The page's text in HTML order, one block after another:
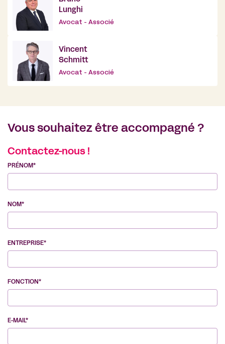
Lunghi
Avocat - Associé
Vincent
Schmitt
Avocat - Associé
Vous souhaitez être accompagné ?
Contactez-nous !
PRÉNOM*
NOM*
ENTREPRISE*
FONCTION*
E-MAIL*